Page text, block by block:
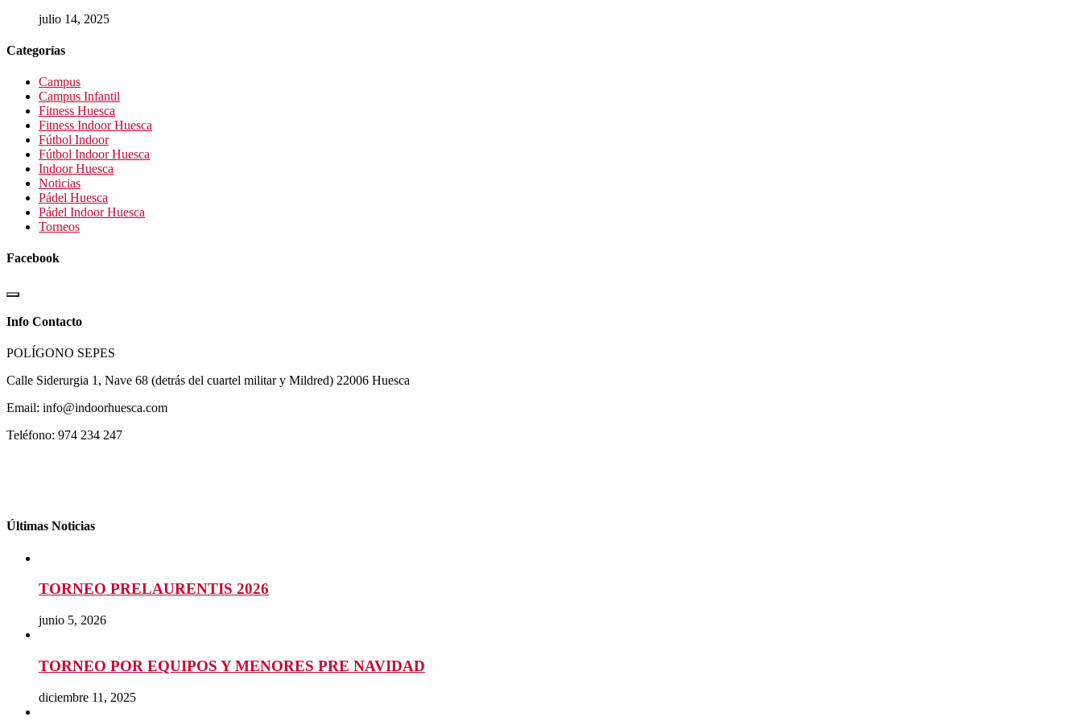
julio 14, 2025
Categorías
Campus
Campus Infantil
Fitness Huesca
Fitness Indoor Huesca
Fútbol Indoor
Fútbol Indoor Huesca
Indoor Huesca
Noticias
Pádel Huesca
Pádel Indoor Huesca
Torneos
Facebook
Info Contacto
POLÍGONO SEPES
Calle Siderurgia 1, Nave 68 (detrás del cuartel militar y Mildred) 22006 Huesca
Email: info@indoorhuesca.com
Teléfono: 974 234 247
Últimas Noticias
TORNEO PRELAURENTIS 2026
junio 5, 2026
TORNEO POR EQUIPOS Y MENORES PRE NAVIDAD
diciembre 11, 2025